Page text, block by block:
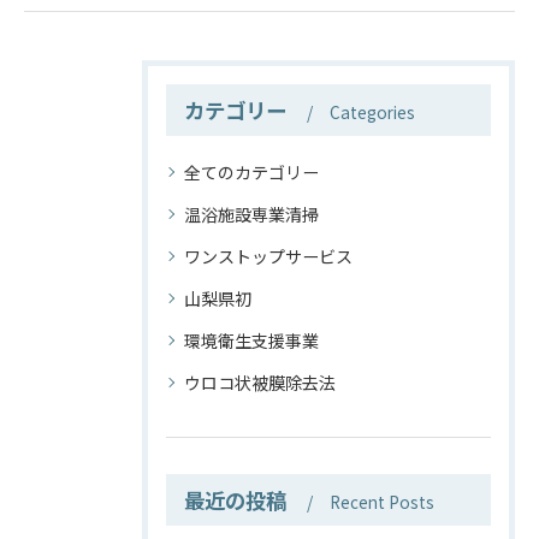
カテゴリー Categories
全てのカテゴリー
温浴施設専業清掃
ワンストップサービス
山梨県初
環境衛生支援事業
ウロコ状被膜除去法
最近の投稿 Recent Posts